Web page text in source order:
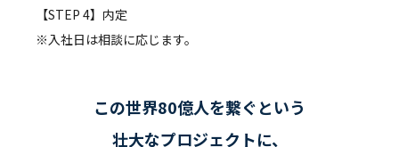
【STEP 4】内定
※入社日は相談に応じます。
この世界80億人を繋ぐという
壮大なプロジェクトに、